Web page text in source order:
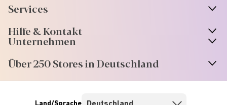
Services
Hilfe & Kontakt
Unternehmen
Über 250 Stores in Deutschland
Land/Sprache